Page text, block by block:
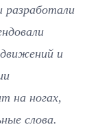
разработали
и
на ногах,
слова.